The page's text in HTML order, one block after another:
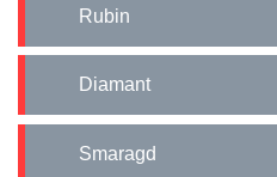
Rubin
Diamant
Smaragd